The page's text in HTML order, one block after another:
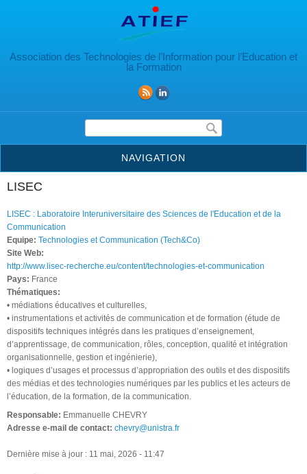
Association des Technologies de l’Information pour l’Education et
la Formation
Formulaire de recherche
NAVIGATION
LISEC
LISEC : Laboratoire Interuniversitaire des Sciences de l'Education et de la
Communication
Equipe: Technologies et Communication (Tech&Co)
Site Web:
http://www.lisec-recherche.eu/content/technologies-et-communication
Pays: France
Thématiques:
• médiations éducatives et culturelles,
• instrumentations et activités de communication et de formation (étude de
dispositifs techniques intégrés dans les pratiques d’enseignement,
d’apprentissage, de communication, rôles, conception, qualité et intégration
organisationnelle, gestion et ingénierie),
• logiques d’usages et processus d’appropriation des outils et des dispositifs
des médias et des technologies numériques par les publics et les acteurs de
l’éducation, de la formation, de la communication.
Responsable: Emmanuelle CHEVRY
Adresse e-mail de contact: chevry@unistra.fr
Dernière mise à jour : 11 mai, 2026 - 11:47